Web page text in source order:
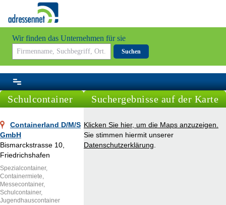
Wir finden das Unternehmen für sie
Suchen
Schulcontainer
Containerland D/M/S
GmbH
Bismarckstrasse 10,
Friedrichshafen
Spezialcontainer,
Containermiete,
Messecontainer,
Schulcontainer,
Jugendhauscontainer
Suchergebnisse auf der Karte
Klicken Sie hier, um die Maps anzuzeigen.
Sie stimmen hiermit unserer
Datenschutzerklärung